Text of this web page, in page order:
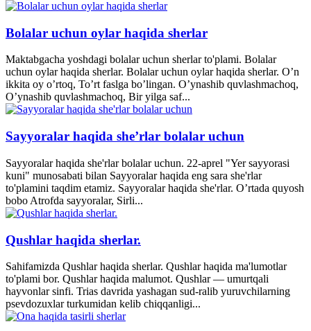
Bolalar uchun oylar haqida sherlar
Maktabgacha yoshdagi bolalar uchun sherlar to'plami. Bolalar
uchun oylar haqida sherlar. Bolalar uchun oylar haqida sherlar. O’n
ikkita oy o’rtoq, To’rt faslga bo’lingan. O’ynashib quvlashmachoq,
O’ynashib quvlashmachoq, Bir yilga saf...
Sayyoralar haqida she’rlar bolalar uchun
Sayyoralar haqida she'rlar bolalar uchun. 22-aprel "Yer sayyorasi
kuni" munosabati bilan Sayyoralar haqida eng sara she'rlar
to'plamini taqdim etamiz. Sayyoralar haqida she'rlar. O’rtada quyosh
bobo Atrofda sayyoralar, Sirli...
Qushlar haqida sherlar.
Sahifamizda Qushlar haqida sherlar. Qushlar haqida ma'lumotlar
to'plami bor. Qushlar haqida malumot. Qushlar — umurtqali
hayvonlar sinfi. Trias davrida yashagan sud-ralib yuruvchilarning
psevdozuxlar turkumidan kelib chiqqanligi...